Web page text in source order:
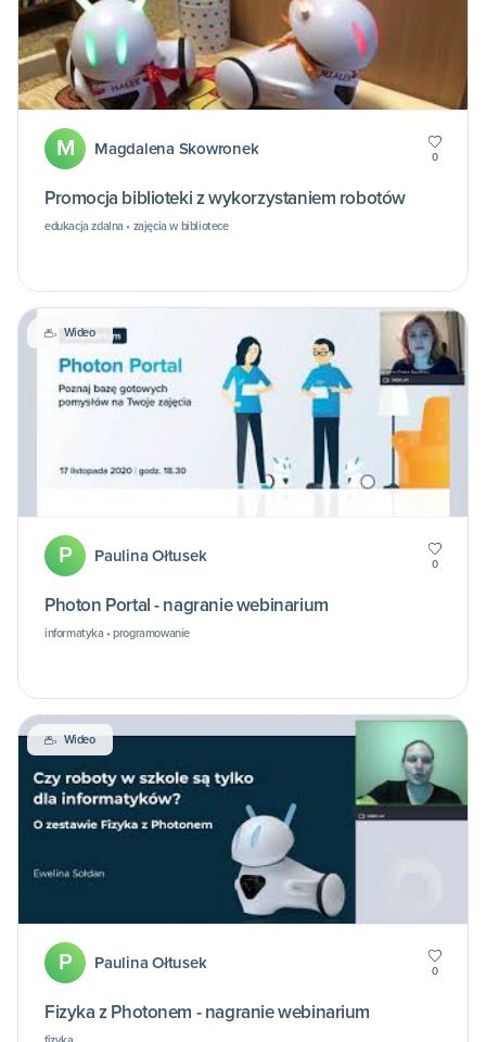
M Magdalena Skowronek 0
Promocja biblioteki z wykorzystaniem robotów
edukacja zdalna • zajęcia w bibliotece
Wideo
P Paulina Ołtusek 0
Photon Portal - nagranie webinarium
informatyka • programowanie
Wideo
P Paulina Ołtusek 0
Fizyka z Photonem - nagranie webinarium